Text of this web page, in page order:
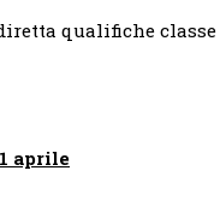
diretta qualifiche
aprile